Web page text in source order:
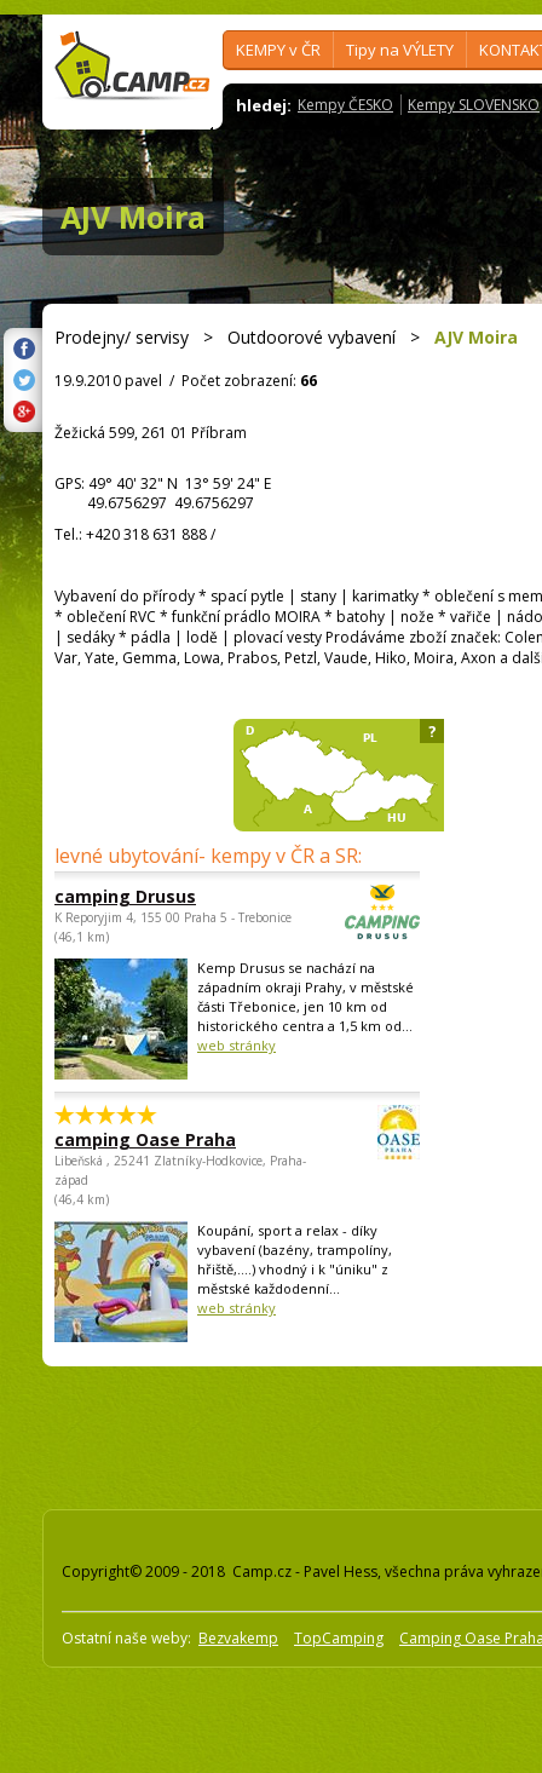
KEMPY v ČR Tipy na VÝLETY
hledej: Kempy ČESKO Kempy SLOVENSKO
AJV Moira
Prodejny/ servisy > Outdoorové vybavení> AJV Moira
19.9.2010 pavel / Počet zobrazení: 66
Žežická 599, 261 01 Příbram
GPS: 49° 40' 32" N 13° 59' 24" E
49.6756297 49.6756297
Tel.: +420 318 631 888/
Vybavení do přírody * spací pytle | stany | karimatky * oblečení s
* oblečení RVC * funkční prádlo MOIRA * batohy | nože * vařiče |
| sedáky * pádla | lodě | plovací vesty Prodáváme zboží značek:
Var, Yate, Gemma, Lowa, Prabos, Petzl, Vaude, Hiko, Moira, Axon a
levné ubytování- kempy v ČR a SR:
camping Drusus
K Reporyjim 4, 155 00 Praha 5 - Trebonice
(46,1 km)
Kemp Drusus se nachází na
západním okraji Prahy, v městské
části Třebonice, jen 10 km od
historického centra a 1,5 km od...
web stránky
camping Oase Praha
Libeňská , 25241 Zlatníky-Hodkovice, Praha-
západ
(46,4 km)
Koupání, sport a relax - díky
vybavení (bazény, trampolíny,
hřiště,....) vhodný i k "úniku" z
městské každodenní...
web stránky
?
Copyright© 2009 - 2018 Camp.cz - Pavel Hess, všechna práva
Ostatní naše weby: Bezvakemp TopCamping Camping Oase